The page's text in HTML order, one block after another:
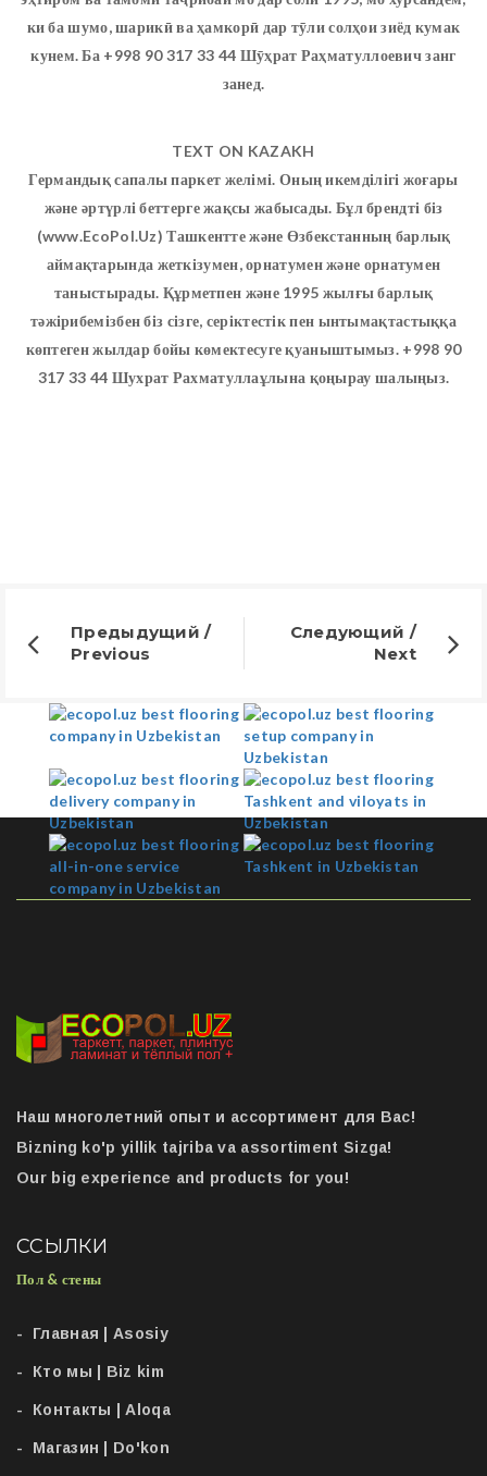
ки ба шумо, шарикӣ ва ҳамкорӣ дар тӯли солҳои зиёд кумак
кунем. Ба +998 90 317 33 44 Шӯҳрат Раҳматуллоевич занг
занед.
TEXT ON KAZAKH
Германдық сапалы паркет желімі. Оның икемділігі жоғары
және әртүрлі беттерге жақсы жабысады. Бұл брендті біз
(www.EcoPol.Uz) Ташкентте және Өзбекстанның барлық
аймақтарында жеткізумен, орнатумен және орнатумен
таныстырады. Құрметпен және 1995 жылғы барлық
тәжірибемізбен біз сізге, серіктестік пен ынтымақтастыққа
көптеген жылдар бойы көмектесуге қуаныштымыз. +998 90
317 33 44 Шухрат Рахматуллаұлына қоңырау шалыңыз.
Предыдущий /
Previous
Следующий /
Next
Наш многолетний опыт и ассортимент для Вас!
Bizning ko'p yillik tajriba va assortiment Sizga!
Our big experience and products for you!
ССЫЛКИ
Пол & стены
Главная | Asosiy
Кто мы | Biz kim
Контакты | Aloqa
Магазин | Do'kon